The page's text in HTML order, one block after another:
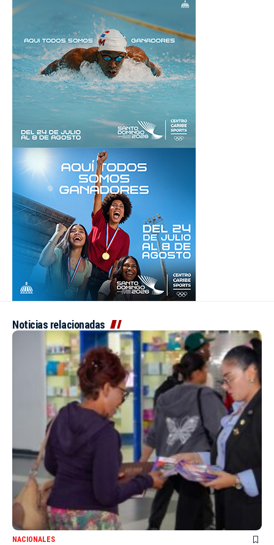
Noticias relacionadas
NACIONALES